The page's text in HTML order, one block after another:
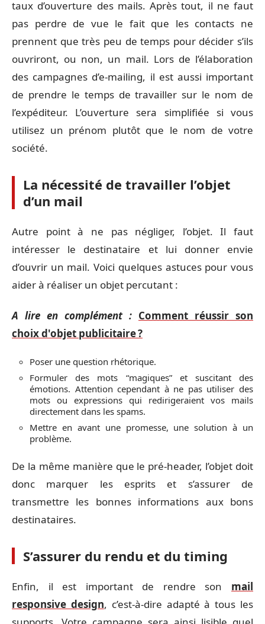
taux d’ouverture des mails. Après tout, il ne faut
pas perdre de vue le fait que les contacts ne
prennent que très peu de temps pour décider s’ils
ouvriront, ou non, un mail. Lors de l’élaboration
des campagnes d’e-mailing, il est aussi important
de prendre le temps de travailler sur le nom de
l’expéditeur. L’ouverture sera simplifiée si vous
utilisez un prénom plutôt que le nom de votre
société.
La nécessité de travailler l’objet
d’un mail
Autre point à ne pas négliger, l’objet. Il faut
intéresser le destinataire et lui donner envie
d’ouvrir un mail. Voici quelques astuces pour vous
aider à réaliser un objet percutant :
A lire en complément : Comment réussir son
choix d'objet publicitaire ?
Poser une question rhétorique.
Formuler des mots “magiques” et suscitant des
émotions. Attention cependant à ne pas utiliser des
mots ou expressions qui redirigeraient vos mails
directement dans les spams.
Mettre en avant une promesse, une solution à un
problème.
De la même manière que le pré-header, l’objet doit
donc marquer les esprits et s’assurer de
transmettre les bonnes informations aux bons
destinataires.
S’assurer du rendu et du timing
Enfin, il est important de rendre son mail
responsive design, c’est-à-dire adapté à tous les